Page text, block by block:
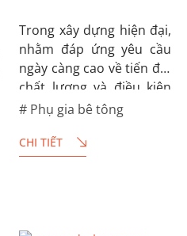
Trong xây dựng hiện đại,
nhằm đáp ứng yêu cầu
ngày càng cao về tiến độ,
chất lượng và điều kiện
thi công thực tế, phụ gia
liệu không thể thiếu
Phụ gia bê tông
CHI TIẾT